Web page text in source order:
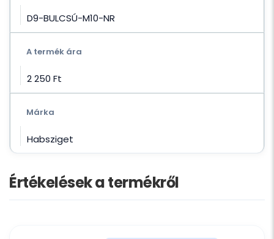
D9-BULCSÚ-M10-NR
A termék ára
2 250 Ft‎
Márka
Habsziget
Értékelések a termékről